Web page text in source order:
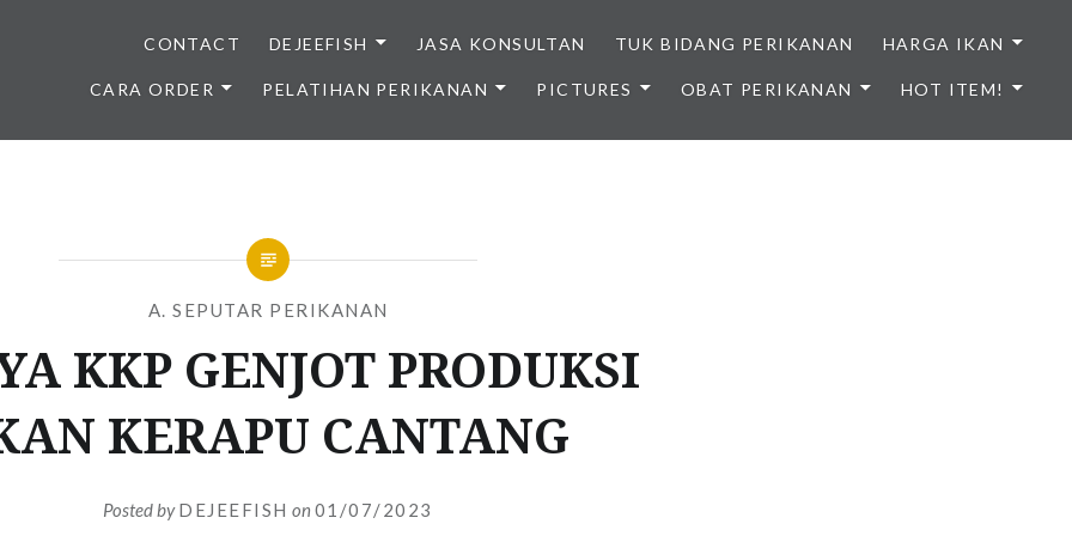
IKAN BERKUALITAS INDONESIA
CONTACT DEJEEFISH JASA KONSULTAN TUK BIDANG PERIKANAN HARGA IKAN
CARA ORDER PELATIHAN PERIKANAN PICTURES OBAT PERIKANAN HOT ITEM!
A. SEPUTAR PERIKANAN
KKP GENJOT PRODUKSI
KERAPU CANTANG
Posted byDEJEEFISH on 01/07/2023